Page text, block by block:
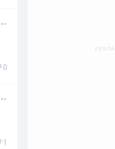
0
1